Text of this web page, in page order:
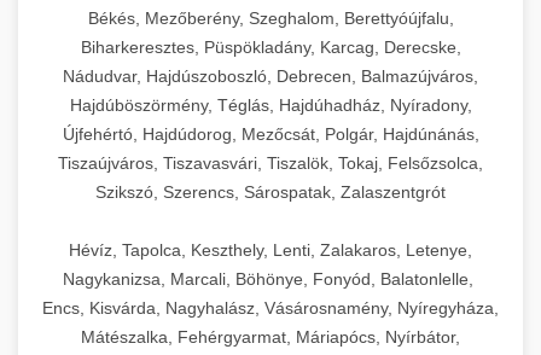
Békés, Mezőberény, Szeghalom, Berettyóújfalu,
Biharkeresztes, Püspökladány, Karcag, Derecske,
Nádudvar, Hajdúszoboszló, Debrecen, Balmazújváros,
Hajdúböszörmény, Téglás, Hajdúhadház, Nyíradony,
Újfehértó, Hajdúdorog, Mezőcsát, Polgár, Hajdúnánás,
Tiszaújváros, Tiszavasvári, Tiszalök, Tokaj, Felsőzsolca,
Szikszó, Szerencs, Sárospatak, Zalaszentgrót
Hévíz, Tapolca, Keszthely, Lenti, Zalakaros, Letenye,
Nagykanizsa, Marcali, Böhönye, Fonyód, Balatonlelle,
Encs, Kisvárda, Nagyhalász, Vásárosnamény, Nyíregyháza,
Mátészalka, Fehérgyarmat, Máriapócs, Nyírbátor,